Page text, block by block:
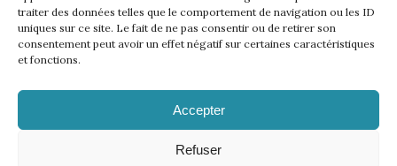
traiter des données telles que le comportement de navigation ou les ID
uniques sur ce site. Le fait de ne pas consentir ou de retirer son
consentement peut avoir un effet négatif sur certaines caractéristiques
et fonctions.
Accepter
Refuser
Lire l'article